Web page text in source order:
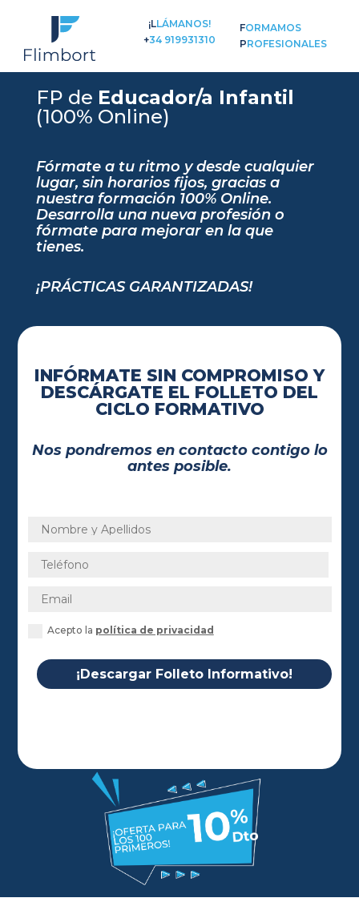
¡LLÁMANOS!
+34 919931310
FORMAMOS
PROFESIONALES
FP de Educador/a Infantil
(100% Online)
Fórmate a tu ritmo y desde cualquier
lugar, sin horarios fijos, gracias a
nuestra formación 100% Online.
Desarrolla una nueva profesión o
fórmate para mejorar en la que
tienes.
¡PRÁCTICAS GARANTIZADAS!
INFÓRMATE SIN COMPROMISO Y
DESCÁRGATE EL FOLLETO DEL
CICLO FORMATIVO
Nos pondremos en contacto contigo lo
antes posible.
Acepto la política de privacidad
¡Descargar Folleto Informativo!